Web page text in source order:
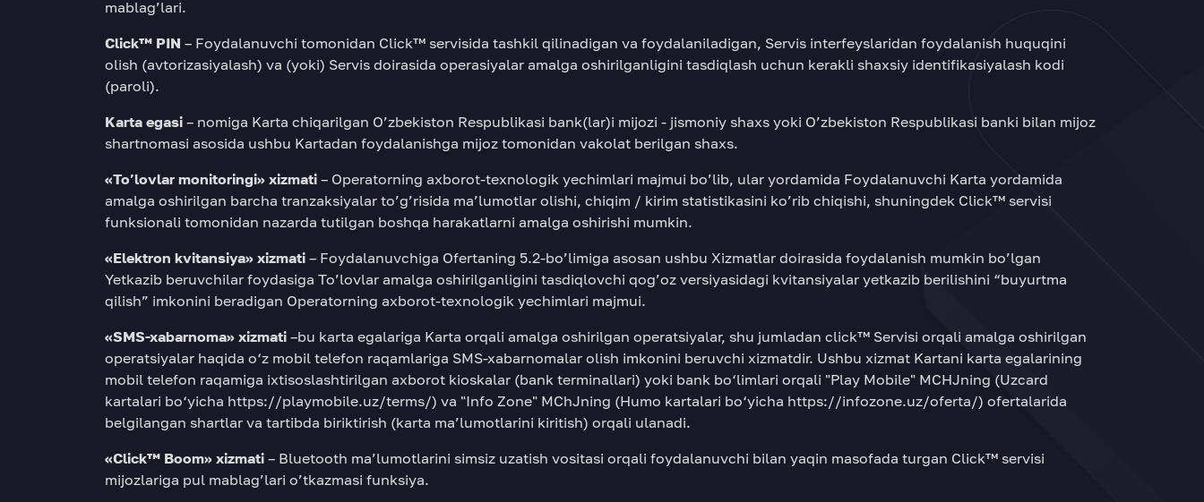
mablag’lari.
Click™ PIN – Foydalanuvchi tomonidan Click™ servisida tashkil qilinadigan va foydalaniladigan, Servis interfeyslaridan foydalanish huquqini
olish (avtorizasiyalash) va (yoki) Servis doirasida operasiyalar amalga oshirilganligini tasdiqlash uchun kerakli shaxsiy identifikasiyalash kodi
(paroli).
Karta egasi – nomiga Karta chiqarilgan O’zbekiston Respublikasi bank(lar)i mijozi - jismoniy shaxs yoki O’zbekiston Respublikasi banki bilan mijoz
shartnomasi asosida ushbu Kartadan foydalanishga mijoz tomonidan vakolat berilgan shaxs.
«To’lovlar monitoringi» xizmati – Operatorning axborot-texnologik yechimlari majmui bo’lib, ular yordamida Foydalanuvchi Karta yordamida
amalga oshirilgan barcha tranzaksiyalar to’g’risida ma’lumotlar olishi, chiqim / kirim statistikasini ko’rib chiqishi, shuningdek Click™ servisi
funksionali tomonidan nazarda tutilgan boshqa harakatlarni amalga oshirishi mumkin.
«Elektron kvitansiya» xizmati – Foydalanuvchiga Ofertaning 5.2-bo’limiga asosan ushbu Xizmatlar doirasida foydalanish mumkin bo’lgan
Yetkazib beruvchilar foydasiga To’lovlar amalga oshirilganligini tasdiqlovchi qog’oz versiyasidagi kvitansiyalar yetkazib berilishini “buyurtma
qilish” imkonini beradigan Operatorning axborot-texnologik yechimlari majmui.
«SMS-xabarnoma» xizmati –bu karta egalariga Karta orqali amalga oshirilgan operatsiyalar, shu jumladan click™ Servisi orqali amalga oshirilgan
operatsiyalar haqida o‘z mobil telefon raqamlariga SMS-xabarnomalar olish imkonini beruvchi xizmatdir. Ushbu xizmat Kartani karta egalarining
mobil telefon raqamiga ixtisoslashtirilgan axborot kioskalar (bank terminallari) yoki bank bo‘limlari orqali "Play Mobile" MCHJning (Uzcard
kartalari bo‘yicha https://playmobile.uz/terms/) va "Info Zone" MChJning (Humo kartalari bo‘yicha https://infozone.uz/oferta/) ofertalarida
belgilangan shartlar va tartibda biriktirish (karta ma’lumotlarini kiritish) orqali ulanadi.
«Click™ Boom» xizmati – Bluetooth ma’lumotlarini simsiz uzatish vositasi orqali foydalanuvchi bilan yaqin masofada turgan Click™ servisi
mijozlariga pul mablag’lari o’tkazmasi funksiya.